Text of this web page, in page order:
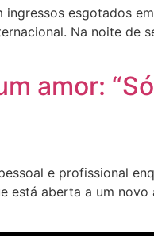
esgotados
Na noite de
amor:
e profissional
está aberta a um novo